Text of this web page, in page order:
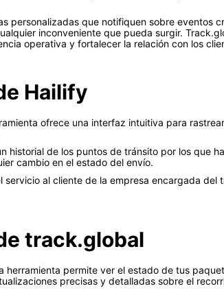
personalizadas que notifiquen sobre eventos
inconveniente que pueda surgir.
operativa y fortalecer la relación con los
Hailify
ofrece una interfaz intuitiva para
historial de los puntos de tránsito por los que
cambio en el estado del envío.
al cliente de la empresa encargada del
track.global
permite ver el estado de tus
precisas y detalladas sobre el